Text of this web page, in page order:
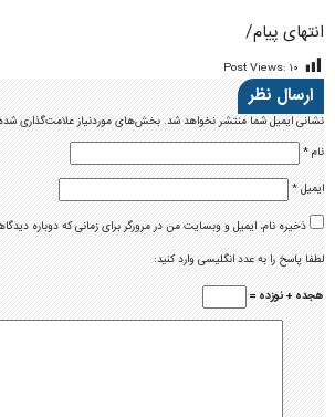
انتهای پیام/
Post Views: ۱۰
ارسال نظر
نشانی ایمیل شما منتشر نخواهد شد.بخش‌های موردنیاز علامت‌گذاری
نام*
ایمیل*
ذخیره نام، ایمیل و وبسایت من در مرورگر برای زمانی که دوباره
لطفا پاسخ را به عدد انگلیسی وارد کنید:
هجده + نوزده =